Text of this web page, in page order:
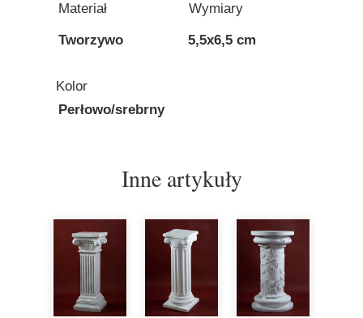
Tworzywo
Materiał Wymiary
5,5x6,5 cm
Perłowo/srebrny
Kolor
Inne artykuły